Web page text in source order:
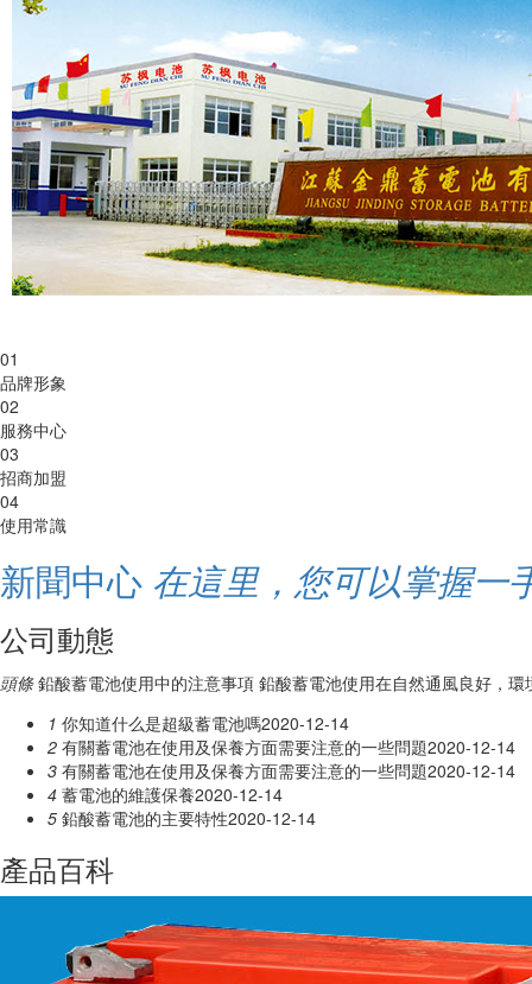
01
品牌形象
02
服務中心
03
招商加盟
04
使用常識
新聞中心 在這里，您可以掌握一
公司動態
頭條鉛酸蓄電池使用中的注意事項 鉛酸蓄電池使用在自然通風良好，
1 你知道什么是超級蓄電池嗎2020-12-14
2 有關蓄電池在使用及保養方面需要注意的一些問題2020-12-14
3 有關蓄電池在使用及保養方面需要注意的一些問題2020-12-14
4 蓄電池的維護保養2020-12-14
5 鉛酸蓄電池的主要特性2020-12-14
產品百科